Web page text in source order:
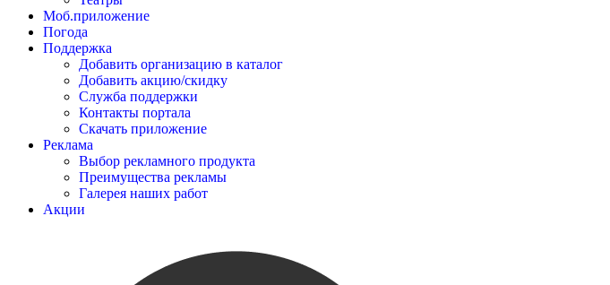
Моб.приложение
Погода
Поддержка
Добавить организацию в каталог
Добавить акцию/скидку
Служба поддержки
Контакты портала
Скачать приложение
Реклама
Выбор рекламного продукта
Преимущества рекламы
Галерея наших работ
Акции